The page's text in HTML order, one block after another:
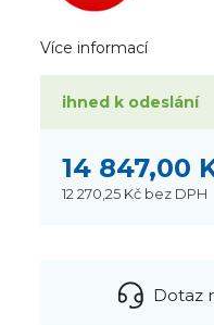
Více informací
ihned k odeslání
14 847,00
12 270,25 Kč bez DPH
Dotaz